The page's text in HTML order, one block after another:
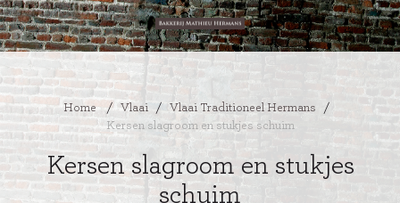
Home / Vlaai / Vlaai Traditioneel Hermans
/
Kersen slagroom en stukjes schuim
Kersen slagroom en stukjes
schuim